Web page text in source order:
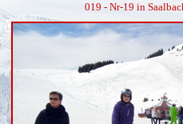
019 - Nr-19 in